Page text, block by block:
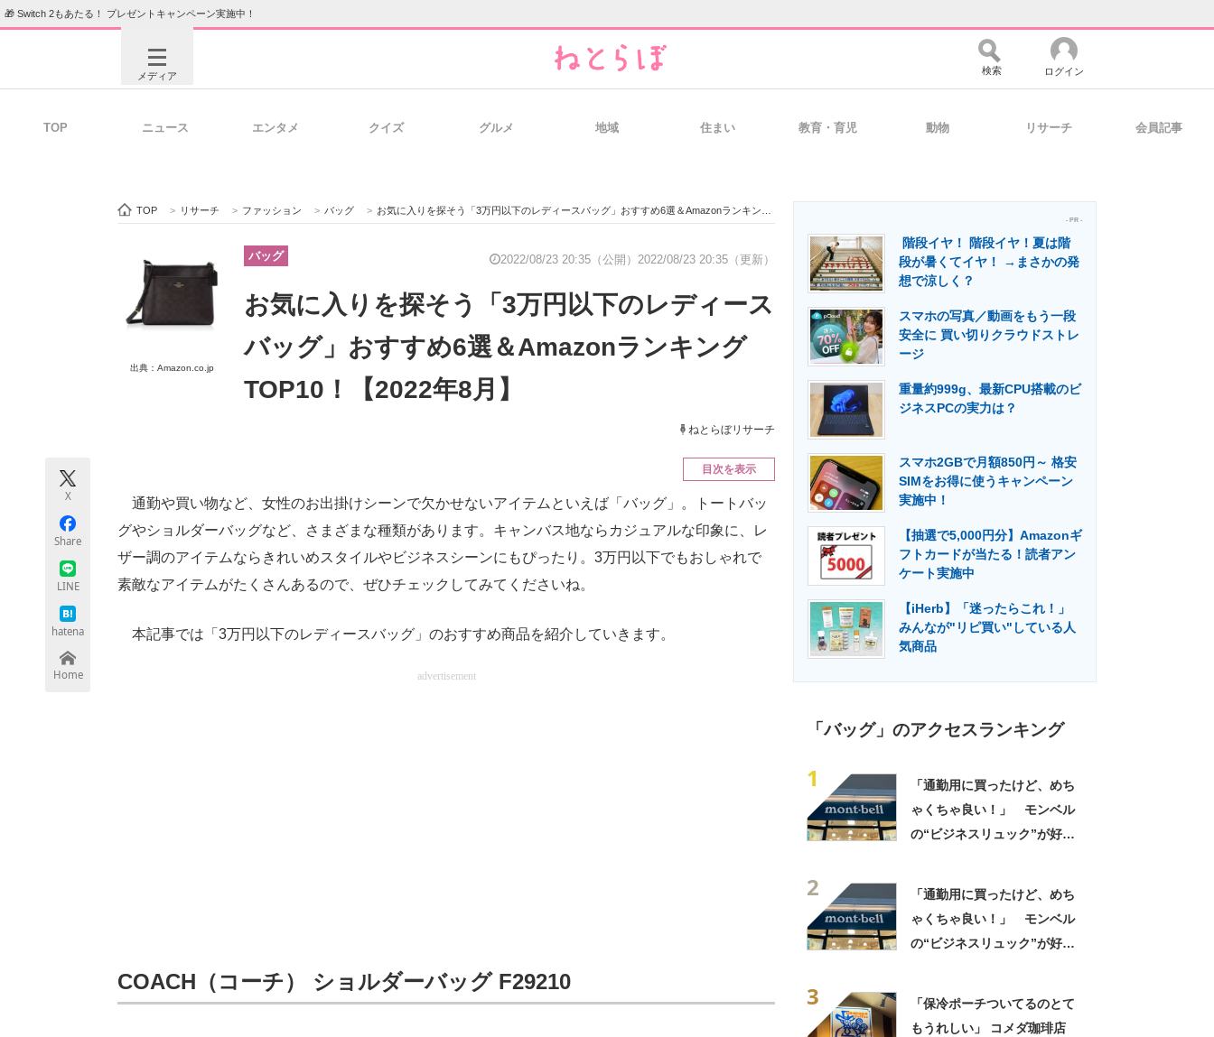
🎁 Switch 2もあたる！ プレゼントキャンペーン実施中！
メディア
ビジネスと働き方のヒント 経営リーダーのコミュニティ マーケ×ITの今がよく分かる
ITエンジニア向け専門サイト 製造業のIT導入・活用を支援
エネルギーの専門メディア 建設×テクノロジーの最前線
ちょっと気になるネットの話題
検索 ログイン
TOP ニュース エンタメ クイズ グルメ 地域 住まい 教育・育児 動物 リサーチ 会員記事
TOP > リサーチ > ファッション > バッグ > お気に入りを探そう「3万円以下のレディースバッグ」おすすめ6選＆AmazonランキングTOP10！【2022年8月】
出典：Amazon.co.jp
バッグ 2022/08/23 20:35（公開） 2022/08/23 20:35（更新）
お気に入りを探そう「3万円以下のレディース
バッグ」おすすめ6選＆Amazonランキング
TOP10！【2022年8月】
ねとらぼリサーチ
X
Share
LINE
hatena
Home
目次を表示
通勤や買い物など、女性のお出掛けシーンで欠かせないアイテムといえば「バッグ」。トートバッ
グやショルダーバッグなど、さまざまな種類があります。キャンバス地ならカジュアルな印象に、レ
ザー調のアイテムならきれいめスタイルやビジネスシーンにもぴったり。3万円以下でもおしゃれで
素敵なアイテムがたくさんあるので、ぜひチェックしてみてくださいね。
本記事では「3万円以下のレディースバッグ」のおすすめ商品を紹介していきます。
advertisement
COACH（コーチ） ショルダーバッグ F29210
- PR -
階段イヤ！ 階段イヤ！夏は階
段が暑くてイヤ！ →まさかの発
想で涼しく？
スマホの写真／動画をもう一段
安全に 買い切りクラウドストレ
ージ
重量約999g、最新CPU搭載のビ
ジネスPCの実力は？
スマホ2GBで月額850円～ 格安
SIMをお得に使うキャンペーン
実施中！
【抽選で5,000円分】Amazonギ
フトカードが当たる！読者アン
ケート実施中
【iHerb】「迷ったらこれ！」
みんなが"リピ買い"している人
気商品
「バッグ」のアクセスランキング
1
「通勤用に買ったけど、めち
ゃくちゃ良い！」 モンベル
の“ビジネスリュック”が好
2
「通勤用に買ったけど、めち
ゃくちゃ良い！」 モンベル
の“ビジネスリュック”が好
3
「保冷ポーチついてるのとて
もうれしい」 コメダ珈琲店